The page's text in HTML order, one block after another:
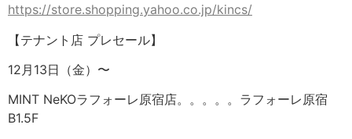
https://store.shopping.yahoo.co.jp/kincs/
【テナント店 プレセール】
12月13日（金）〜
MINT NeKOラフォーレ原宿店。。。。。ラフォーレ原宿
B1.5F